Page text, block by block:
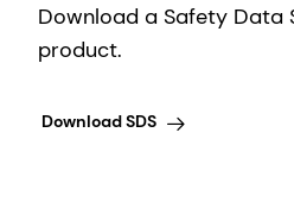
Download a Safety Data
product.
Download SDS